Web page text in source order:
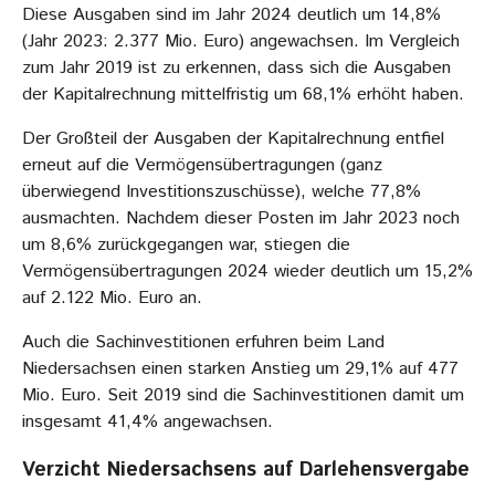
Diese Ausgaben sind im Jahr 2024 deutlich um 14,8%
(Jahr 2023: 2.377 Mio. Euro) angewachsen. Im Vergleich
zum Jahr 2019 ist zu erkennen, dass sich die Ausgaben
der Kapitalrechnung mittelfristig um 68,1% erhöht haben.
Der Großteil der Ausgaben der Kapitalrechnung entfiel
erneut auf die Vermögensübertragungen (ganz
überwiegend Investitionszuschüsse), welche 77,8%
ausmachten. Nachdem dieser Posten im Jahr 2023 noch
um 8,6% zurückgegangen war, stiegen die
Vermögensübertragungen 2024 wieder deutlich um 15,2%
auf 2.122 Mio. Euro an.
Auch die Sachinvestitionen erfuhren beim Land
Niedersachsen einen starken Anstieg um 29,1% auf 477
Mio. Euro. Seit 2019 sind die Sachinvestitionen damit um
insgesamt 41,4% angewachsen.
Verzicht Niedersachsens auf Darlehensvergabe